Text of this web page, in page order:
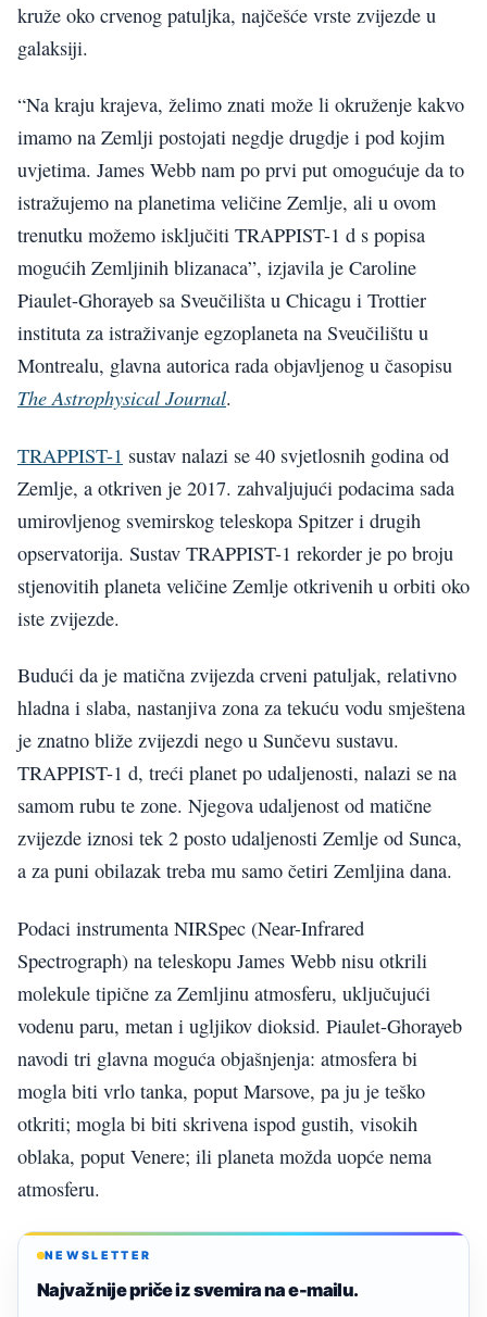
kruže oko crvenog patuljka, najčešće vrste zvijezde u
galaksiji.
“Na kraju krajeva, želimo znati može li okruženje kakvo
imamo na Zemlji postojati negdje drugdje i pod kojim
uvjetima. James Webb nam po prvi put omogućuje da to
istražujemo na planetima veličine Zemlje, ali u ovom
trenutku možemo isključiti TRAPPIST-1 d s popisa
mogućih Zemljinih blizanaca”, izjavila je Caroline
Piaulet-Ghorayeb sa Sveučilišta u Chicagu i Trottier
instituta za istraživanje egzoplaneta na Sveučilištu u
Montrealu, glavna autorica rada objavljenog u časopisu
The Astrophysical Journal.
TRAPPIST-1 sustav nalazi se 40 svjetlosnih godina od
Zemlje, a otkriven je 2017. zahvaljujući podacima sada
umirovljenog svemirskog teleskopa Spitzer i drugih
opservatorija. Sustav TRAPPIST-1 rekorder je po broju
stjenovitih planeta veličine Zemlje otkrivenih u orbiti oko
iste zvijezde.
Budući da je matična zvijezda crveni patuljak, relativno
hladna i slaba, nastanjiva zona za tekuću vodu smještena
je znatno bliže zvijezdi nego u Sunčevu sustavu.
TRAPPIST-1 d, treći planet po udaljenosti, nalazi se na
samom rubu te zone. Njegova udaljenost od matične
zvijezde iznosi tek 2 posto udaljenosti Zemlje od Sunca,
a za puni obilazak treba mu samo četiri Zemljina dana.
Podaci instrumenta NIRSpec (Near-Infrared
Spectrograph) na teleskopu James Webb nisu otkrili
molekule tipične za Zemljinu atmosferu, uključujući
vodenu paru, metan i ugljikov dioksid. Piaulet-Ghorayeb
navodi tri glavna moguća objašnjenja: atmosfera bi
mogla biti vrlo tanka, poput Marsove, pa ju je teško
otkriti; mogla bi biti skrivena ispod gustih, visokih
oblaka, poput Venere; ili planeta možda uopće nema
atmosferu.
NEWSLETTER
Najvažnije priče iz svemira na e-mailu.